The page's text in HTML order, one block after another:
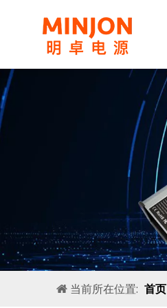
当前所在位置: 首页